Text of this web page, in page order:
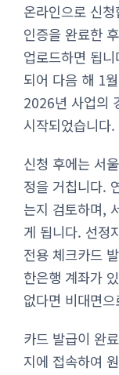
온라인으로 신
인증을 완료한
업로드하면 됩
되어 다음 해 1
2026년 사업의
시작되었습니다.
신청 후에는 서
정을 거칩니다.
는지 검토하며,
게 됩니다. 선정
전용 체크카드
한은행 계좌가
없다면 비대면
카드 발급이 완
지에 접속하여